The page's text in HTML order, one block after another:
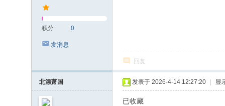
积分 0
发消息
回复
北漂萧国 发表于 2026-4-14 12:27:20 显
已收藏